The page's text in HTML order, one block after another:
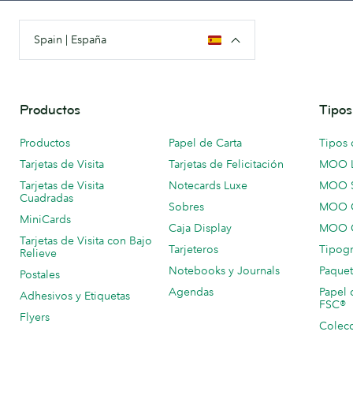
Spain | España
Productos
Productos
Tarjetas de Visita
Tarjetas de Visita
Cuadradas
MiniCards
Tarjetas de Visita con Bajo
Relieve
Postales
Adhesivos y Etiquetas
Flyers
Papel de Carta
Tarjetas de Felicitación
Notecards Luxe
Sobres
Caja Display
Tarjeteros
Notebooks y Journals
Agendas
Tipos
MOO
MOO
MOO
MOO
Papel
FSC®